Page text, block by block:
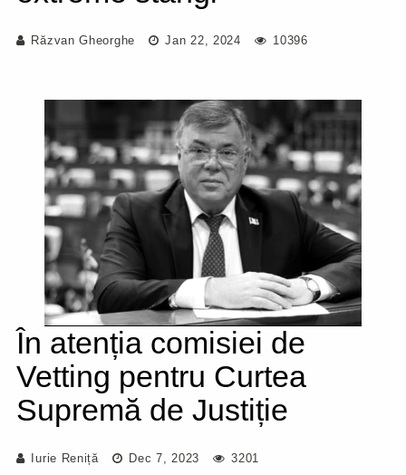
Răzvan Gheorghe Jan 22, 2024 10396
În atenția comisiei de
Vetting pentru Curtea
Supremă de Justiție
Iurie Reniță Dec 7, 2023 3201